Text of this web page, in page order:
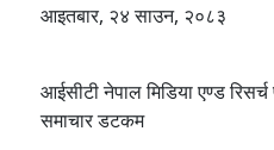
आइतबार, २४ साउन, २०८३
आईसीटी नेपाल मिडिया एण्ड रिसर्च
समाचार डटकम